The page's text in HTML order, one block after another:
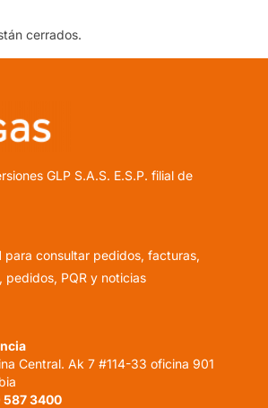
cerrados.
GLP S.A.S. E.S.P. filial de
para consultar pedidos, facturas,
pedidos, PQR y noticias
Central. Ak 7 #114-33 oficina 901
587 3400